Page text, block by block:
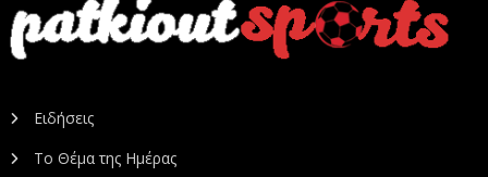
Ειδήσεις
Το Θέμα της Ημέρας